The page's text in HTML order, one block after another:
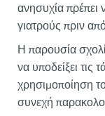
ανησυχία πρέπει
γιατρούς πριν
Η παρουσία
να υποδείξει τις
χρησιμοποίηση
συνεχή